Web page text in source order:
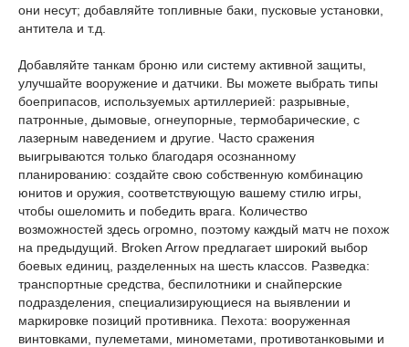
они несут; добавляйте топливные баки, пусковые установки,
антитела и т.д.
Добавляйте танкам броню или систему активной защиты,
улучшайте вооружение и датчики. Вы можете выбрать типы
боеприпасов, используемых артиллерией: разрывные,
патронные, дымовые, огнеупорные, термобарические, с
лазерным наведением и другие. Часто сражения
выигрываются только благодаря осознанному
планированию: создайте свою собственную комбинацию
юнитов и оружия, соответствующую вашему стилю игры,
чтобы ошеломить и победить врага. Количество
возможностей здесь огромно, поэтому каждый матч не похож
на предыдущий. Broken Arrow предлагает широкий выбор
боевых единиц, разделенных на шесть классов. Разведка:
транспортные средства, беспилотники и снайперские
подразделения, специализирующиеся на выявлении и
маркировке позиций противника. Пехота: вооруженная
винтовками, пулеметами, минометами, противотанковыми и